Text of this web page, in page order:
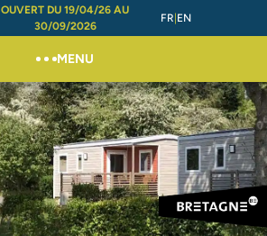
OUVERT DU 19/04/26 AU
30/09/2026
FR EN
MENU